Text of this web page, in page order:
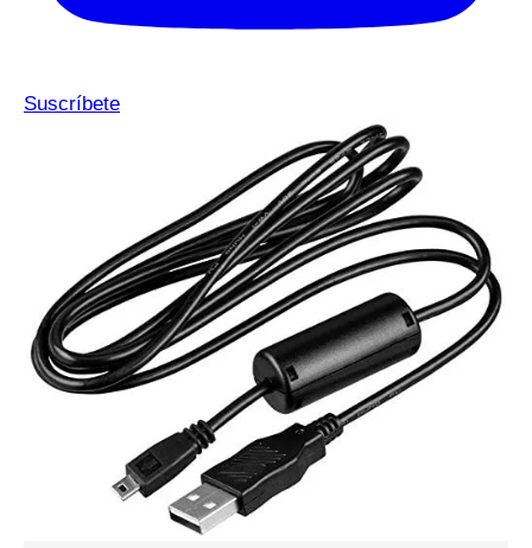
Suscríbete